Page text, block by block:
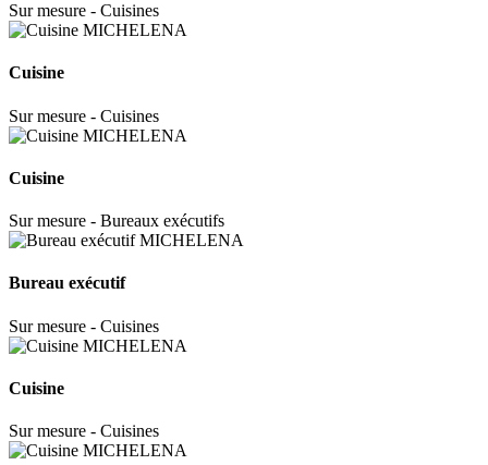
Sur mesure - Cuisines
Cuisine
Sur mesure - Cuisines
Cuisine
Sur mesure - Bureaux exécutifs
Bureau exécutif
Sur mesure - Cuisines
Cuisine
Sur mesure - Cuisines